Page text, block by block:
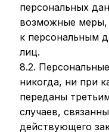
персональных
возможные
к персональным
лиц.
8.2.
никогда, ни при
переданы
случаев,
действующего